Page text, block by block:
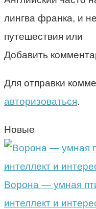
лингва франка, и
путешествия или
Добавить
Для отправки
авторизоваться.
Новые
Ворона — умная
интеллект и